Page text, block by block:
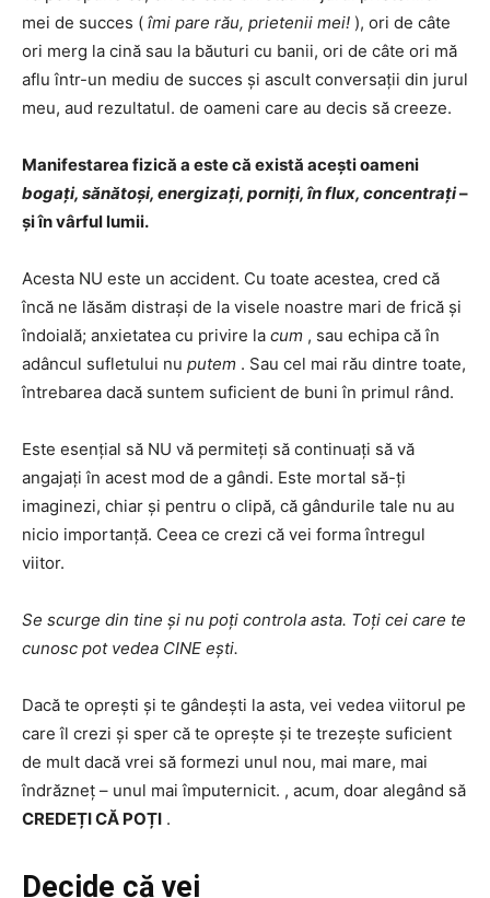
mei de succes ( îmi pare rău, prietenii mei! ), ori de câte
ori merg la cină sau la băuturi cu banii, ori de câte ori mă
aflu într-un mediu de succes și ascult conversații din jurul
meu, aud rezultatul. de oameni care au decis să creeze.
Manifestarea fizică a este că există acești oameni
bogați, sănătoși, energizați, porniți, în flux, concentrați–
și în vârful lumii.
Acesta NU este un accident. Cu toate acestea, cred că
încă ne lăsăm distrași de la visele noastre mari de frică și
îndoială; anxietatea cu privire la cum , sau echipa că în
adâncul sufletului nu putem . Sau cel mai rău dintre toate,
întrebarea dacă suntem suficient de buni în primul rând.
Este esențial să NU vă permiteți să continuați să vă
angajați în acest mod de a gândi. Este mortal să-ți
imaginezi, chiar și pentru o clipă, că gândurile tale nu au
nicio importanță. Ceea ce crezi că vei forma întregul
viitor.
Se scurge din tine și nu poți controla asta. Toți cei care te
cunosc pot vedea CINE ești.
Dacă te oprești și te gândești la asta, vei vedea viitorul pe
care îl crezi și sper că te oprește și te trezește suficient
de mult dacă vrei să formezi unul nou, mai mare, mai
îndrăzneț – unul mai împuternicit. , acum, doar alegând să
CREDEȚI CĂ POȚI .
Decide că vei